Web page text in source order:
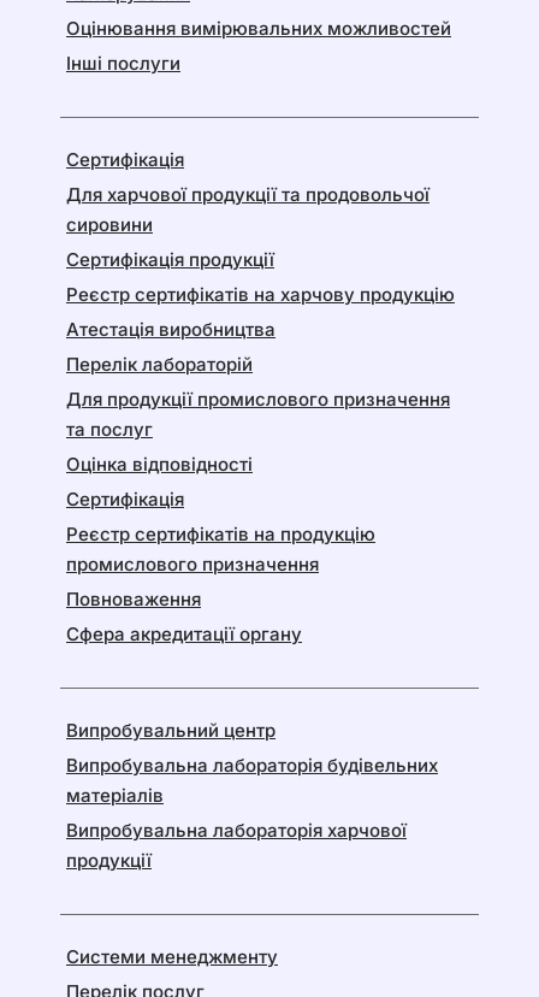
Оцінювання вимірювальних можливостей
Інші послуги
Сертифікація
Для харчової продукції та продовольчої
сировини
Сертифікація продукції
Реєстр сертифікатів на харчову продукцію
Атестація виробництва
Перелік лабораторій
Для продукції промислового призначення
та послуг
Оцінка відповідності
Сертифікація
Реєстр сертифікатів на продукцію
промислового призначення
Повноваження
Сфера акредитації органу
Випробувальний центр
Випробувальна лабораторія будівельних
матеріалів
Випробувальна лабораторія харчової
продукції
Системи менеджменту
Перелік послуг